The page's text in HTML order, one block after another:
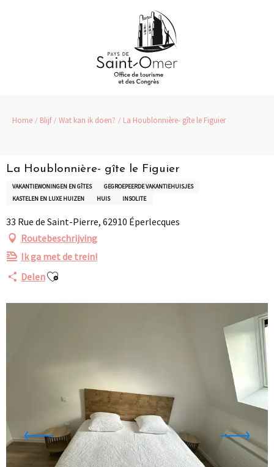
Home Blijf Wat kan ik doen? La Houblonnière- gîte le Figuier
La Houblonnière- gîte le Figuier
VAKANTIEWONINGEN EN GÎTES
GEGROEPEERDE VAKANTIEHUISJES
KASTELEN EN LUXE HUIZEN
HUIS INSOLITE
33 Rue de Saint-Pierre, 62910 Éperlecques
Routebeschrijving
Ik ga met de trein!
DelenAjouter aux favoris